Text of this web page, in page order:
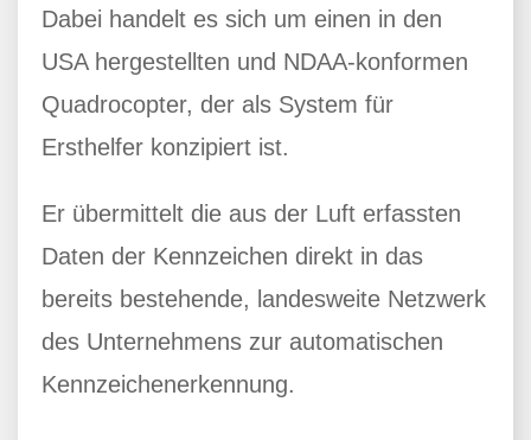
Dabei handelt es sich um einen in den
USA hergestellten und NDAA-konformen
Quadrocopter, der als System für
Ersthelfer konzipiert ist.
Er übermittelt die aus der Luft erfassten
Daten der Kennzeichen direkt in das
bereits bestehende, landesweite Netzwerk
des Unternehmens zur automatischen
Kennzeichenerkennung.